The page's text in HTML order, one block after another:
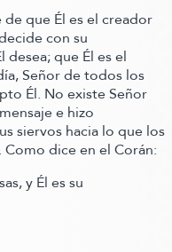
que Él es el creador
con su
que Él es el
Señor de todos los
Él. No existe Señor
e hizo
siervos hacia lo que los
Como dice en el Corán:
y Él es su